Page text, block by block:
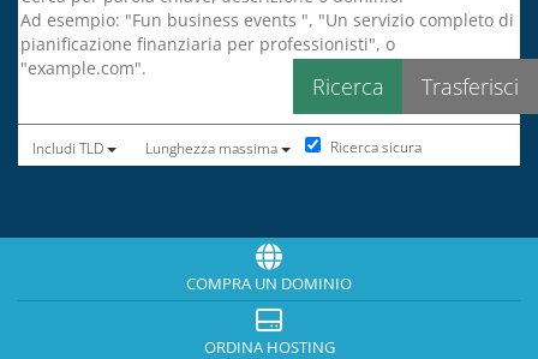
Includi TLD Lunghezza massima Ricerca sicura
COMPRA UN DOMINIO
ORDINA HOSTING